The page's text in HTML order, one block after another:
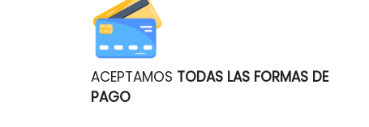
ACEPTAMOS TODAS LAS FORMAS DE
PAGO